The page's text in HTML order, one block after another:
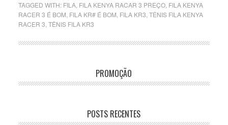
TAGGED WITH: FILA, FILA KENYA RACAR 3 PREÇO, FILA KENYA
RACER 3 É BOM FILA KR# É BOM FILA KR3 TÊNIS FILA KENYA
RACER 3 TÊNIS FILA KR3
PROMOÇÃO
POSTS RECENTES